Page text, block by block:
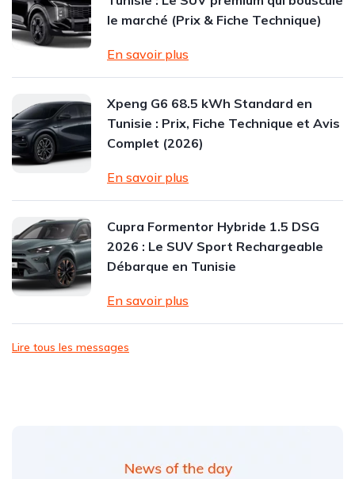
le marché (Prix & Fiche Technique)
En savoir plus
Xpeng G6 68.5 kWh Standard en
Tunisie : Prix, Fiche Technique et Avis
Complet (2026)
En savoir plus
Cupra Formentor Hybride 1.5 DSG
2026 : Le SUV Sport Rechargeable
Débarque en Tunisie
En savoir plus
Lire tous les messages